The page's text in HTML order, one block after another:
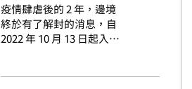
疫情肆虐後的 2 年，邊境
終於有了解封的消息，自
2022 年 10 月 13 日起入境